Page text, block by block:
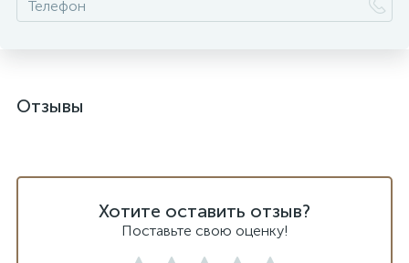
Отзывы
Хотите оставить отзыв?
Поставьте свою оценку!